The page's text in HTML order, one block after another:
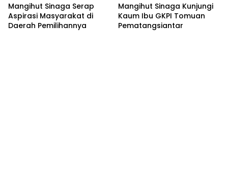
Mangihut Sinaga Serap
Aspirasi Masyarakat di
Daerah Pemilihannya
Mangihut Sinaga Kunjungi
Kaum Ibu GKPI Tomuan
Pematangsiantar